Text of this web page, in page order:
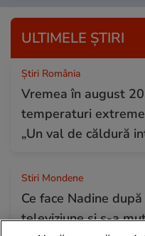
ULTIMELE ȘTIRI
Știri România
Vremea în august
temperaturi
„Un val de căldură
Stiri Mondene
Ce face Nadine
televiziune și s-a